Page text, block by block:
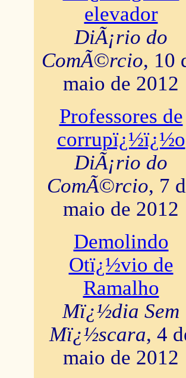
elevador
DiÃ¡rio do
ComÃ©rcio, 10
maio de 2012
Professores de
corrupï¿½ï¿½o
DiÃ¡rio do
ComÃ©rcio, 7
maio de 2012
Demolindo
Otï¿½vio de
Ramalho
Mï¿½dia Sem
Mï¿½scara, 4
maio de 2012